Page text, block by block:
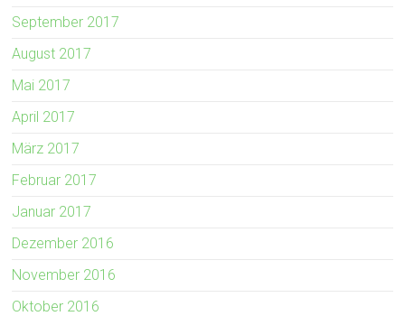
September 2017
August 2017
Mai 2017
April 2017
März 2017
Februar 2017
Januar 2017
Dezember 2016
November 2016
Oktober 2016